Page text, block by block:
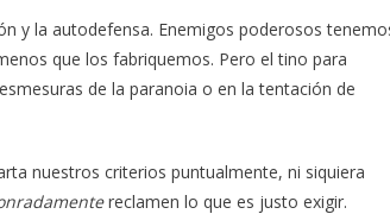
y la autodefensa. Enemigos poderosos
que los fabriquemos. Pero el tino para
de la paranoia o en la tentación de
nuestros criterios puntualmente, ni siquiera
reclamen lo que es justo exigir.